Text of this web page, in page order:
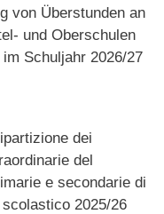
von Überstunden an
und Oberschulen
Schuljahr 2026/27
dei
del
e secondarie di
2025/26